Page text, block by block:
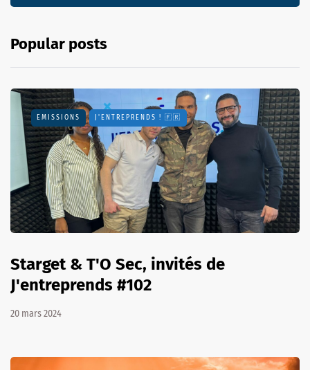
Popular posts
EMISSIONS J'ENTREPRENDS ! 🇫🇷
Starget & T'O Sec, invités de
J'entreprends #102
20 mars 2024